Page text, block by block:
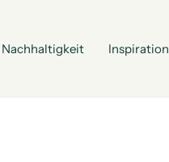
Nachhaltigkeit Inspiration